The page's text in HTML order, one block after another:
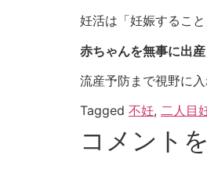
妊活は「妊娠するこ
赤ちゃんを無事に出
流産予防まで視野に
Tagged 不妊, 二人目
コメント